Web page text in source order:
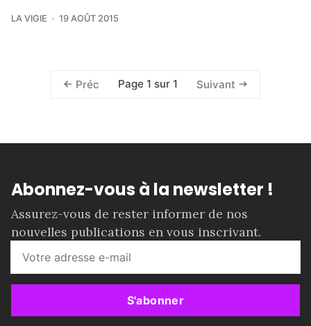
LA VIGIE 19 AOÛT 2015
Préc Page 1 sur 1 Suivant
Abonnez-vous à la newsletter !
Assurez-vous de rester informer de nos
nouvelles publications en vous inscrivant.
S'abonner